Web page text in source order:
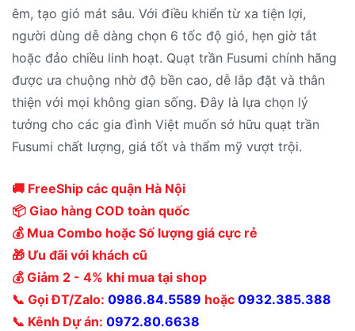
êm, tạo gió mát sâu. Với điều khiển từ xa tiện lợi,
người dùng dễ dàng chọn 6 tốc độ gió, hẹn giờ tắt
hoặc đảo chiều linh hoạt. Quạt trần Fusumi chính hãng
được ưa chuộng nhờ độ bền cao, dễ lắp đặt và thân
thiện với mọi không gian sống. Đây là lựa chọn lý
tưởng cho các gia đình Việt muốn sở hữu quạt trần
Fusumi chất lượng, giá tốt và thẩm mỹ vượt trội.
🚚 FreeShip các quận Hà Nội
📦 Giao hàng COD toàn quốc
💰 Mua Combo hoặc Số lượng giá cực rẻ
🎁 Ưu đãi với khách cũ
💰 Giảm 2 - 4% khi mua tại shop
📞 Gọi ĐT/Zalo: 0986.84.5589 hoặc 0932.385.388
📞 Kênh Dự án: 0972.80.6638